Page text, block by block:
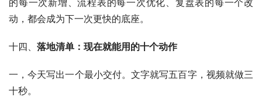
的每一次新增、流程表的每一次优化、复盘表的每一个改
动，都会成为下一次更快的底座。
十四、 落地清单：现在就能用的十个动作
一，今天写出一个最小交付。文字就写五百字，视频就做三
十秒。